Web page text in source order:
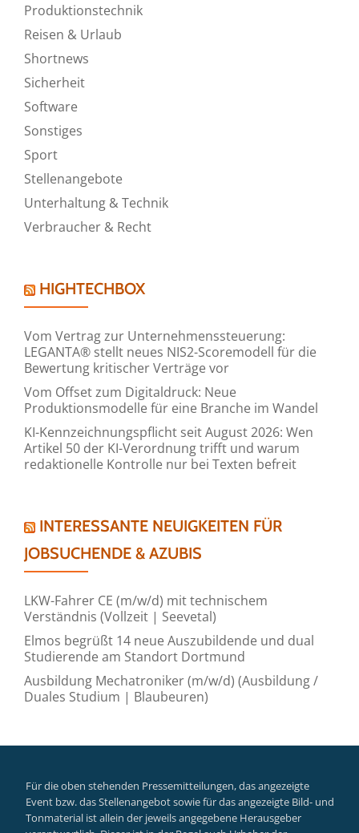
Produktionstechnik
Reisen & Urlaub
Shortnews
Sicherheit
Software
Sonstiges
Sport
Stellenangebote
Unterhaltung & Technik
Verbraucher & Recht
HIGHTECHBOX
Vom Vertrag zur Unternehmenssteuerung:
LEGANTA® stellt neues NIS2-Scoremodell für die
Bewertung kritischer Verträge vor
Vom Offset zum Digitaldruck: Neue
Produktionsmodelle für eine Branche im Wandel
KI-Kennzeichnungspflicht seit August 2026: Wen
Artikel 50 der KI-Verordnung trifft und warum
redaktionelle Kontrolle nur bei Texten befreit
INTERESSANTE NEUIGKEITEN FÜR
JOBSUCHENDE & AZUBIS
LKW-Fahrer CE (m/w/d) mit technischem
Verständnis (Vollzeit | Seevetal)
Elmos begrüßt 14 neue Auszubildende und dual
Studierende am Standort Dortmund
Ausbildung Mechatroniker (m/w/d) (Ausbildung /
Duales Studium | Blaubeuren)
Für die oben stehenden Pressemitteilungen, das angezeigte
Event bzw. das Stellenangebot sowie für das angezeigte Bild- und
Tonmaterial ist allein der jeweils angegebene Herausgeber